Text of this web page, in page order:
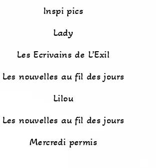
Inspi pics
Lady
Les Ecrivains de L’Exil
Les nouvelles au fil des jours
Lilou
Les nouvelles au fil des jours
Mercredi permis